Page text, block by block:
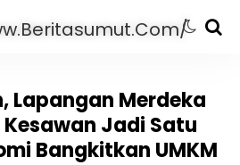
Lapangan Merdeka
Jadi Satu
Bangkitkan UMKM